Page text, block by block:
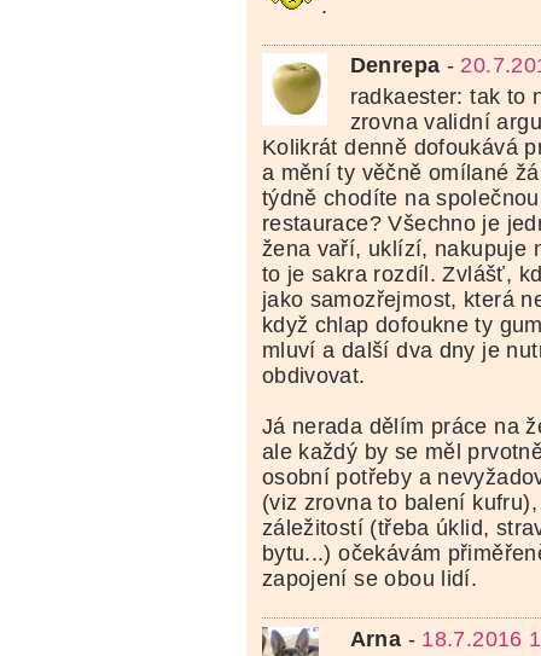
.
Denrepa -
radkaester: tak to
zrovna validní
Kolikrát denně dofoukává
a mění ty věčně omílané
týdně chodíte na
restaurace? Všechno je
žena vaří, uklízí, nakupuje
to je sakra rozdíl. Zvlášť,
jako samozřejmost, která
když chlap dofoukne ty
mluví a další dva dny je
obdivovat.
Já nerada dělím práce na
ale každý by se měl
osobní potřeby a
(viz zrovna to balení
záležitostí (třeba úklid,
bytu...) očekávám
zapojení se obou lidí.
Arna - 18.7.2016